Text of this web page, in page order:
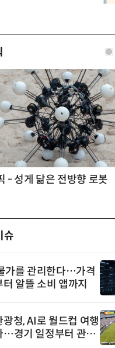
- 성게 닮은 전방향 로봇
슈
가를 관리한다…가격
알뜰 소비 앱까지
광청, AI로 월드컵 여행
…경기 일정부터 관광